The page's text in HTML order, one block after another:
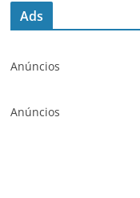
Ads
Anúncios
Anúncios